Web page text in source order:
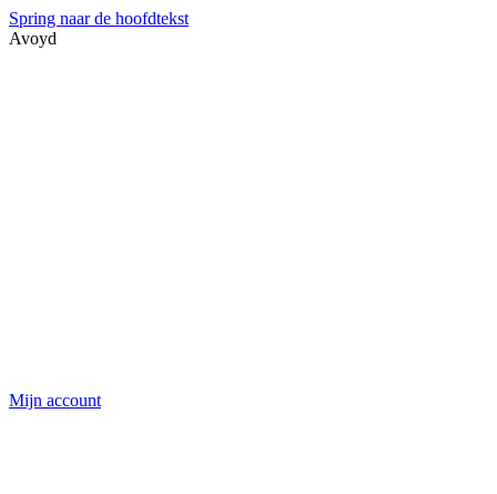
Spring naar de hoofdtekst
Avoyd
Mijn account